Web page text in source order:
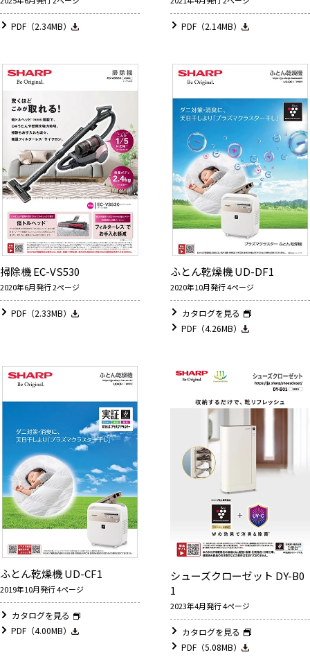
PDF（2.34MB） PDF（2.14MB）
掃除機 EC-VS530
2020年6月発行 2ページ
PDF（2.33MB）
ふとん乾燥機 UD-DF1
2020年10月発行 4ページ
カタログを見る
PDF（4.26MB）
ふとん乾燥機 UD-CF1
2019年10月発行 4ページ
カタログを見る
PDF（4.00MB）
シューズクローゼット DY-B0
1
2023年4月発行 4ページ
カタログを見る
PDF（5.08MB）